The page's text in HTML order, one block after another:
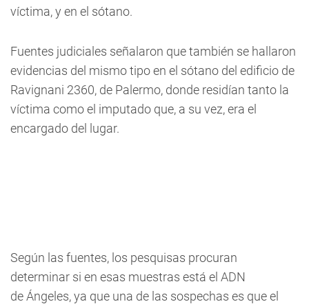
víctima, y en el sótano.
Fuentes judiciales señalaron que también se hallaron
evidencias del mismo tipo en el sótano del edificio de
Ravignani 2360, de Palermo, donde residían tanto la
víctima como el imputado que, a su vez, era el
encargado del lugar.
Según las fuentes, los pesquisas procuran
determinar si en esas muestras está el ADN
de Ángeles, ya que una de las sospechas es que el